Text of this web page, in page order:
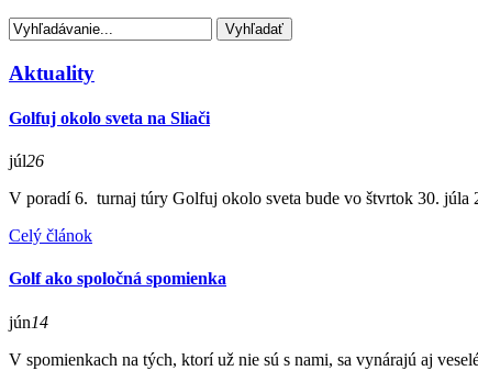
Aktuality
Golfuj okolo sveta na Sliači
júl26
V poradí 6. turnaj túry Golfuj okolo sveta bude vo štvrtok 30. júla
Celý článok
Golf ako spoločná spomienka
jún14
V spomienkach na tých, ktorí už nie sú s nami, sa vynárajú aj